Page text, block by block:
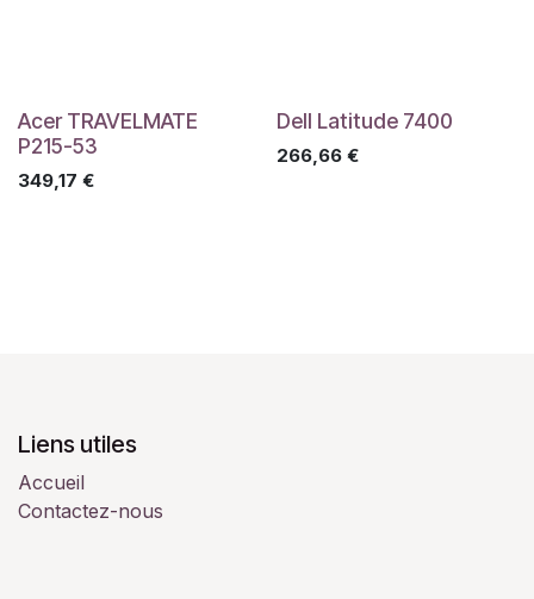
Acer TRAVELMATE
P215-53
349,17 €
Dell Latitude 7400
266,66€
Liens utiles
Accueil
Contactez-nous